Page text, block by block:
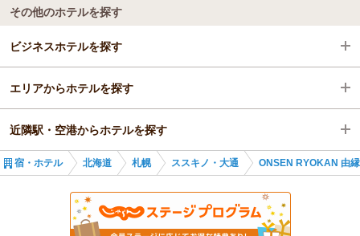
その他のホテルを探す
ビジネスホテルを探す
北海道
札幌
ススキノ・大通
さっぽろ駅
エリアからホテルを探す
北海道
札幌
ススキノ・大通
近隣駅・空港からホテルを探す
西８丁目駅
西１１丁目駅
宿・ホテル 北海道 札幌 ススキノ・大通 ONSEN RYOKAN 由